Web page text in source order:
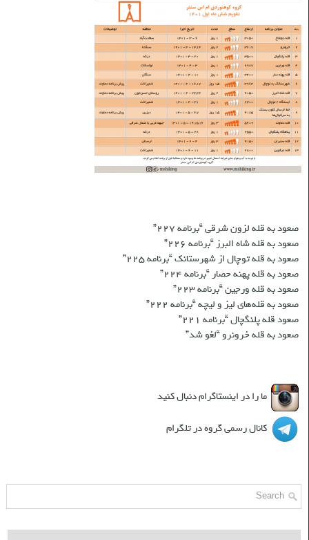
صعود به قله لزون شرقی “برنامه ۲۲۷”
صعود به قله شاه البرز “برنامه ۲۲۶”
صعود به قله توچال از شهرستانک “برنامه ۲۲۵”
صعود به قله پهنه حصار “برنامه ۲۲۴”
صعود به قله ورجین “برنامه ۲۲۳”
صعود به قله‌های لیز و لیچه “برنامه ۲۲۲”
صعود قله پلنگچال “برنامه ۲۲۱”
صعود به قله‌ خرونرو “لغو شد”
ما را در اینستاگرام دنبال کنید
کانال رسمی گروه در تلگرام